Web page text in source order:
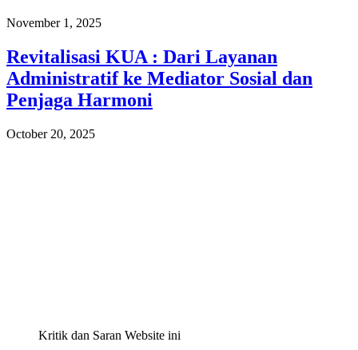
November 1, 2025
Revitalisasi KUA : Dari Layanan
Administratif ke Mediator Sosial dan
Penjaga Harmoni
October 20, 2025
Kritik dan Saran Website ini